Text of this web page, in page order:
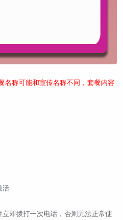
名称可能和宣传名称不同，套餐内容
活
即拨打一次电话，否则无法正常使